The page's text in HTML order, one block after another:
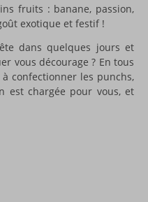
fruits : banane, passion,
exotique et festif !
dans quelques jours et
vous décourage ? En tous
à confectionner les punchs,
est chargée pour vous, et